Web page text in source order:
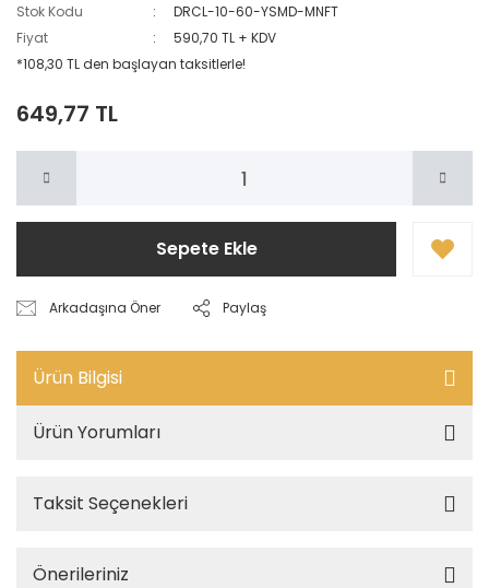
Stok Kodu
DRCL-10-60-YSMD-MNFT
Fiyat
590,70 TL + KDV
*108,30 TL den başlayan taksitlerle!
649,77 TL
Sepete Ekle
Arkadaşına Öner Paylaş
Ürün Bilgisi
Ürün Yorumları
Taksit Seçenekleri
Önerileriniz